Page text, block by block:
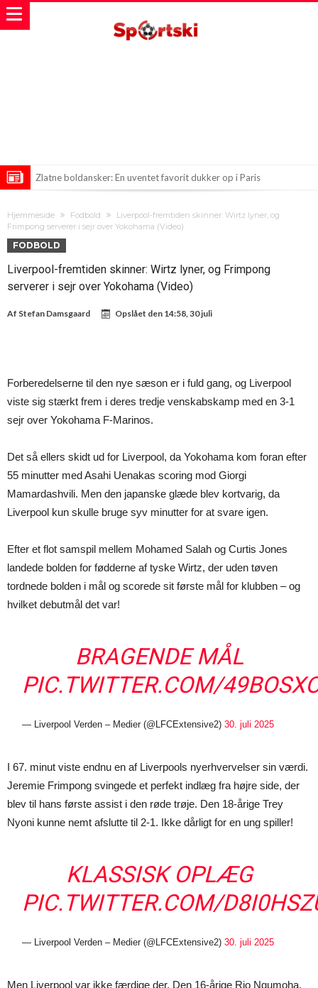
Zlatne boldansker: En uventet favorit dukker op i Paris
Ny titel: Bliver Romero i Spurs? Inter kæmper for at få det til at gå
op, mens Atletico lurer på chancen
Hjemmeside Fodbold
Liverpool-fremtiden skinner: Wirtz lyner, og
Frimpong serverer i sejr over Yokohama (Video)
FODBOLD
Liverpool-fremtiden skinner: Wirtz lyner, og Frimpong
serverer i sejr over Yokohama (Video)
Af Stefan Damsgaard Opslået den 14:58, 30 juli
Forberedelserne til den nye sæson er i fuld gang, og Liverpool
viste sig stærkt frem i deres tredje venskabskamp med en 3-1
sejr over Yokohama F-Marinos.
Det så ellers skidt ud for Liverpool, da Yokohama kom foran efter
55 minutter med Asahi Uenakas scoring mod Giorgi
Mamardashvili. Men den japanske glæde blev kortvarig, da
Liverpool kun skulle bruge syv minutter for at svare igen.
Efter et flot samspil mellem Mohamed Salah og Curtis Jones
landede bolden for fødderne af tyske Wirtz, der uden tøven
tordnede bolden i mål og scorede sit første mål for klubben – og
hvilket debutmål det var!
BRAGENDE MÅL
PIC.TWITTER.COM/
— Liverpool Verden – Medier (@LFCExtensive2)30. juli 2025
I 67. minut viste endnu en af Liverpools nyerhvervelser sin værdi.
Jeremie Frimpong svingede et perfekt indlæg fra højre side, der
blev til hans første assist i den røde trøje. Den 18-årige Trey
Nyoni kunne nemt afslutte til 2-1. Ikke dårligt for en ung spiller!
KLASSISK OPLÆG
PIC.TWITTER.COM/
— Liverpool Verden – Medier (@LFCExtensive2)30. juli 2025
Men Liverpool var ikke færdige der. Den 16-årige Rio Ngumoha,